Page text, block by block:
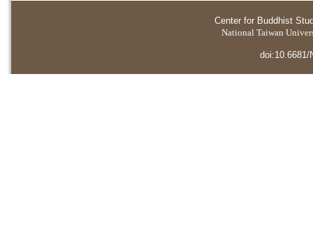
Center for Buddhist
National Taiwan
doi:10.6681/